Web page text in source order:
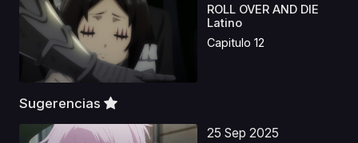
ROLL OVER AND DIE
Latino
Capitulo 12
Sugerencias
25 Sep 2025